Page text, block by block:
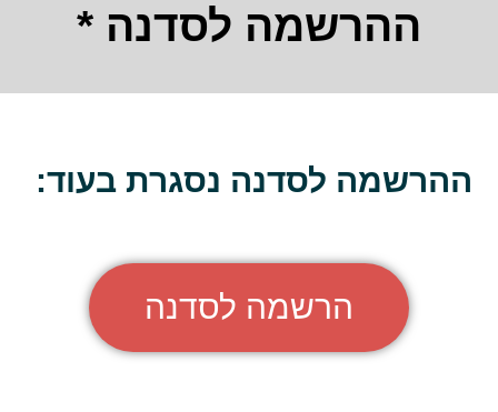
ההרשמה לסדנה *
ההרשמה לסדנה נסגרת בעוד:
הרשמה לסדנה